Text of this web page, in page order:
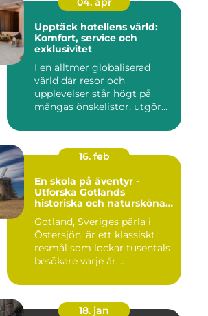
Upptäck hotellens värld:
Komfort, service och
exklusivitet
I en alltmer globaliserad
värld där resor och
upplevelser står högt på
mångas önskelistor, utgör
16. feb
En skola på äventyr -
Utforska Gotlands
historiska och natursköna
Gotland, Sveriges pärla i
Östersjön, är ett klassiskt
resmål som lockar tusentals
besökare varje år....
18. jan